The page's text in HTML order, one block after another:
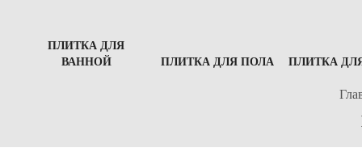
ПЛИТКА ДЛЯ
ВАННОЙ
ПЛИТКА ДЛЯ ПОЛА ПЛИТКА